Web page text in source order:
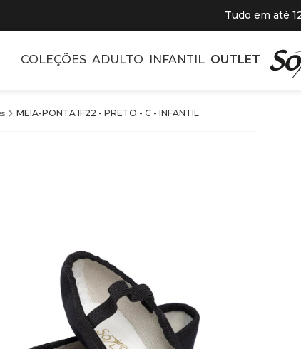
Tudo em até
COLEÇÕES ADULTO INFANTIL OUTLET
MEIA-PONTA IF22 - PRETO - C - INFANTIL